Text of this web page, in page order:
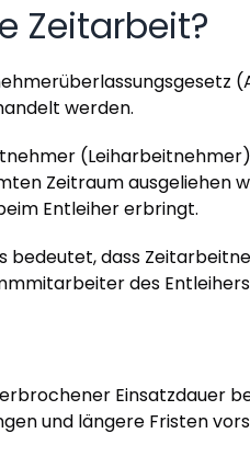
Zeitarbeit?
werden.
Zeitraum ausgeliehen
Entleiher erbringt.
bedeutet, dass
des
Einsatzdauer
und längere Fristen